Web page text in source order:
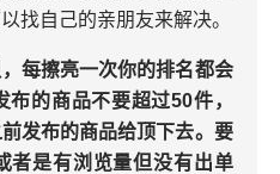
找自己的亲朋友来解决。
每擦亮一次你的排名都会
的商品不要超过50件，
发布的商品给顶下去。要
者是有浏览量但没有出单